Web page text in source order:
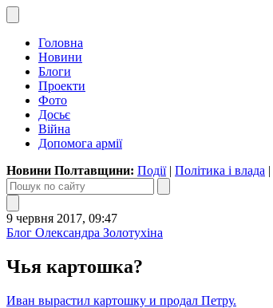
Головна
Новини
Блоги
Проекти
Фото
Досьє
Війна
Допомога армії
Новини Полтавщини: Події| Політика і влада |
9 червня 2017, 09:47
Блог Олександра Золотухіна
Чья картошка?
Иван вырастил картошку и продал Петру.